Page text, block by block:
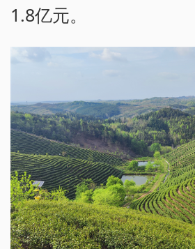
1.8亿元。